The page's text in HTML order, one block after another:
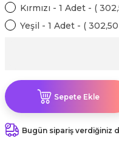
Veda Parti Malzemeleri
Süsleri
malzemeleri
İlk dişim
modelleri (süslü
Malzemeleri
Taş Baskı Ürünleri
Kırmızı - 1 Adet - (
Yeşil - 1 Adet - (
Sepete Ekle
Bugün sipariş verdiğiniz